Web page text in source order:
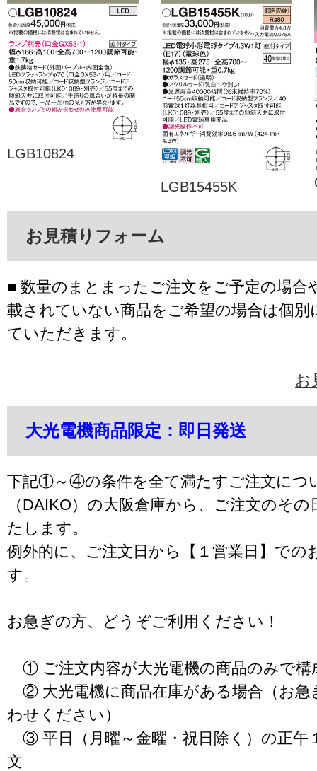
LGB10824
LGB15455K
お見積りフォーム
■ 数量のまとまったご注文をご予定の場合
載されていない商品をご希望の場合は個別
ていただきます。
お
大光電機商品限定：即日発送
下記①～④の条件を全て満たすご注文につ
（DAIKO）の大阪倉庫から、ご注文のそ
たします。
例外的に、ご注文日から【１営業日】での
す。
お急ぎの方、どうぞご利用ください！
① ご注文内容が大光電機の商品のみで構
② 大光電機に商品在庫がある場合（お急
わせください）
③ 平日（月曜～金曜・祝日除く）の正午
文